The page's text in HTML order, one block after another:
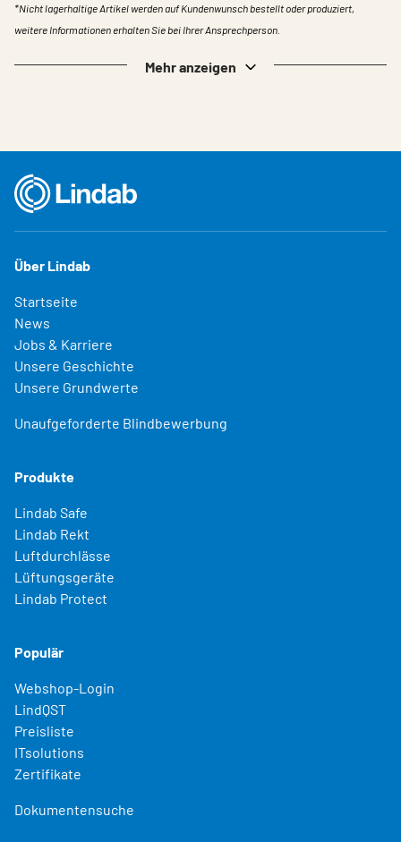
*Nicht lagerhaltige Artikel werden auf Kundenwunsch bestellt oder produziert,
weitere Informationen erhalten Sie bei Ihrer Ansprechperson.
Mehr anzeigen
Über Lindab
Startseite
News
Jobs & Karriere
Unsere Geschichte
Unsere Grundwerte
Unaufgeforderte Blindbewerbung
Produkte
Lindab Safe
Lindab Rekt
Luftdurchlässe
Lüftungsgeräte
Lindab Protect
Populär
Webshop-Login
LindQST
Preisliste
ITsolutions
Zertifikate
Dokumentensuche